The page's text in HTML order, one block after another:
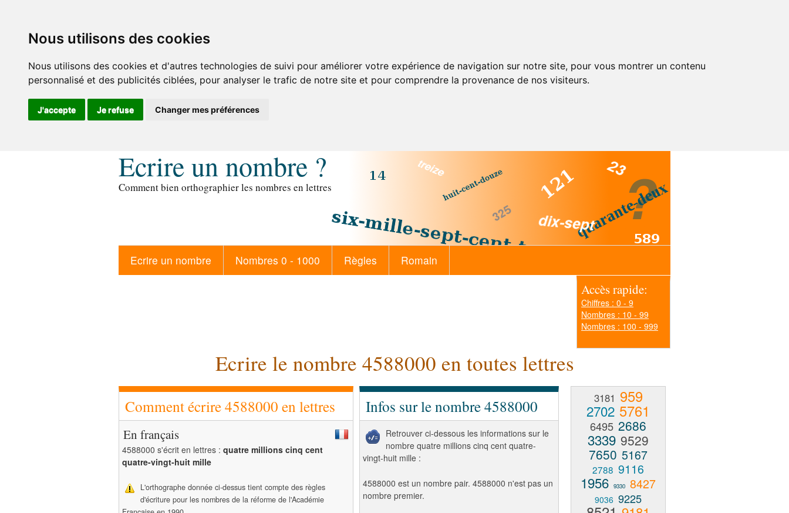
Nous utilisons des cookies
Nous utilisons des cookies et d'autres technologies de suivi pour améliorer votre expérience de navigation sur notre site, pour vous montrer un contenu
personnalisé et des publicités ciblées, pour analyser le trafic de notre site et pour comprendre la provenance de nos visiteurs.
J'accepte Je refuse Changer mes préférences
Ecrire un nombre ?
Comment bien orthographier les nombres en lettres
Ecrire un nombre Nombres 0 - 1000 Règles Romain
Accès rapide:
Chiffres : 0 - 9
Nombres : 10 - 99
Nombres : 100 - 999
Ecrire le nombre 4588000 en toutes lettres
Comment écrire 4588000 en lettres
En français
4588000 s'écrit en lettres : quatre millions cinq cent
quatre-vingt-huit mille
L'orthographe donnée ci-dessus tient compte des règles
d'écriture pour les nombres de la réforme de l'Académie
Infos sur le nombre 4588000
Retrouver ci-dessous les informations sur le
nombre quatre millions cinq cent quatre-
vingt-huit mille :
4588000 est un nombre pair. 4588000 n'est pas un
nombre premier.
3181 959
2702 5761
6495 2686
3339 9529
7650 5167
2788 9116
1956 9330 8427
9036 9225